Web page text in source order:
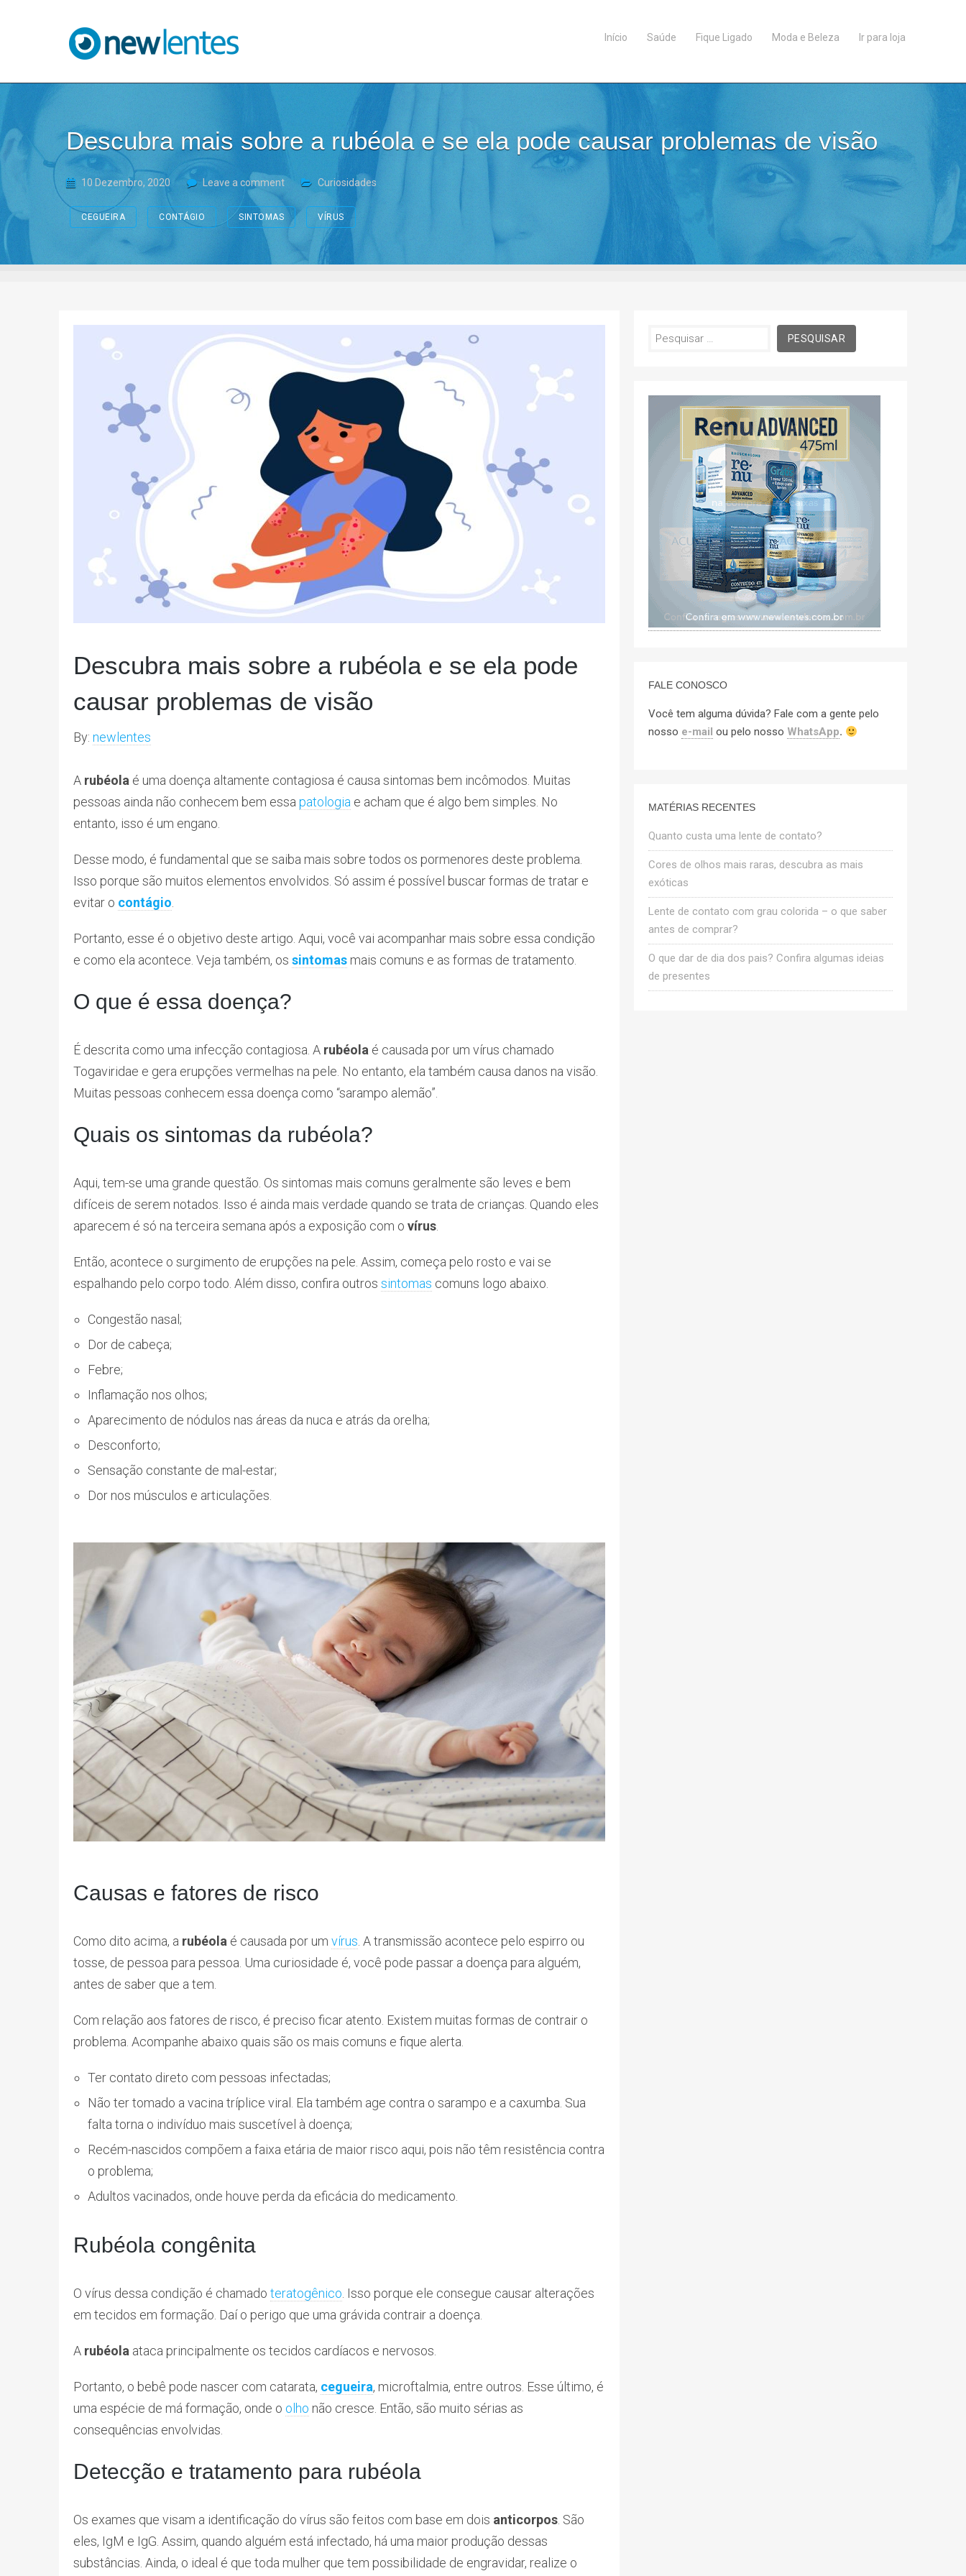
Blog NewLentes Início Saúde Fique Ligado Moda e Beleza Ir para loja
Descubra mais sobre a rubéola e se ela pode causar problemas de visão
10 Dezembro, 2020 Leave a comment Curiosidades
CEGUEIRA CONTÁGIO SINTOMAS VÍRUS
Descubra mais sobre a rubéola e se ela pode
causar problemas de visão
By: newlentes
A rubéola é uma doença altamente contagiosa é causa sintomas bem incômodos. Muitas
pessoas ainda não conhecem bem essa patologia e acham que é algo bem simples. No
entanto, isso é um engano.
Desse modo, é fundamental que se saiba mais sobre todos os pormenores deste problema.
Isso porque são muitos elementos envolvidos. Só assim é possível buscar formas de tratar e
evitar o contágio
Portanto, esse é o objetivo deste artigo. Aqui, você vai acompanhar mais sobre essa condição
e como ela acontece. Veja também, os sintomas mais comuns e as formas de tratamento.
O que é essa doença?
É descrita como uma infecção contagiosa. A rubéola é causada por um vírus chamado
Togaviridae e gera erupções vermelhas na pele. No entanto, ela também causa danos na visão.
Muitas pessoas conhecem essa doença como “sarampo alemão”.
Quais os sintomas da rubéola?
Aqui, tem-se uma grande questão. Os sintomas mais comuns geralmente são leves e bem
difíceis de serem notados. Isso é ainda mais verdade quando se trata de crianças. Quando eles
aparecem é só na terceira semana após a exposição com o vírus
Então, acontece o surgimento de erupções na pele. Assim, começa pelo rosto e vai se
espalhando pelo corpo todo. Além disso, confira outros sintomas comuns logo abaixo.
Congestão nasal;
Dor de cabeça;
Febre;
Inflamação nos olhos;
Aparecimento de nódulos nas áreas da nuca e atrás da orelha;
Desconforto;
Sensação constante de mal-estar;
Dor nos músculos e articulações.
Causas e fatores de risco
Como dito acima, a rubéola é causada por um vírus . A transmissão acontece pelo espirro ou
tosse, de pessoa para pessoa. Uma curiosidade é, você pode passar a doença para alguém,
antes de saber que a tem.
Com relação aos fatores de risco, é preciso ficar atento. Existem muitas formas de contrair o
problema. Acompanhe abaixo quais são os mais comuns e fique alerta.
Ter contato direto com pessoas infectadas;
Não ter tomado a vacina tríplice viral. Ela também age contra o sarampo e a caxumba. Sua
falta torna o indivíduo mais suscetível à doença;
Recém-nascidos compõem a faixa etária de maior risco aqui, pois não têm resistência contra
o problema;
Adultos vacinados, onde houve perda da eficácia do medicamento.
Rubéola congênita
O vírus dessa condição é chamado teratogênico . Isso porque ele consegue causar alterações
em tecidos em formação. Daí o perigo que uma grávida contrair a doença.
A rubéola ataca principalmente os tecidos cardíacos e nervosos.
Portanto, o bebê pode nascer com catarata, cegueira, microftalmia, entre outros. Esse último, é
uma espécie de má formação, onde o olho não cresce. Então, são muito sérias as
consequências envolvidas.
Detecção e tratamento para rubéola
Os exames que visam a identificação do vírus são feitos com base em dois anticorpos . São
eles, IgM e IgG. Assim, quando alguém está infectado, há uma maior produção dessas
substâncias. Ainda, o ideal é que toda mulher que tem possibilidade de engravidar, realize o
Pesquisar
FALE CONOSCO
Você tem alguma dúvida? Fale com a gente pelo
nosso e-mail ou pelo nosso WhatsApp.
MATÉRIAS RECENTES
Quanto custa uma lente de contato?
Cores de olhos mais raras, descubra as mais
exóticas
Lente de contato com grau colorida – o que saber
antes de comprar?
O que dar de dia dos pais? Confira algumas ideias
de presentes